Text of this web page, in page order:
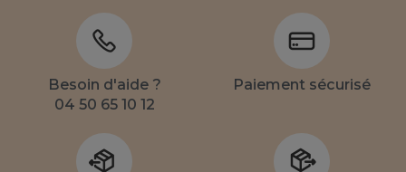
Besoin d'aide ?
04 50 65 10 12
Paiement sécurisé